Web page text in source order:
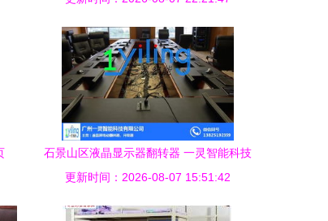
石景山区液晶显示器翻转器 一灵智能科技
助力办公设备批发升级
更新时间：2026-08-07 15:51:42